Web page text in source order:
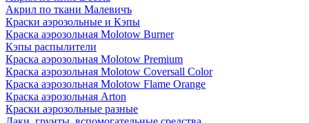
Акрил по ткани Малевичъ
Краски аэрозольные и Кэпы
Краска аэрозольная Molotow Burner
Кэпы распылители
Краска аэрозольная Molotow Premium
Краска аэрозольная Molotow Coversall Color
Краска аэрозольная Molotow Flame Orange
Краска аэрозольная Arton
Краски аэрозольные разные